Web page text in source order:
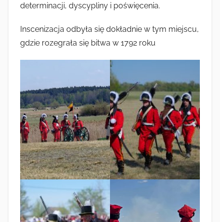
determinacji, dyscypliny i poświęcenia.
Inscenizacja odbyła się dokładnie w tym miejscu,
gdzie rozegrała się bitwa w 1792 roku